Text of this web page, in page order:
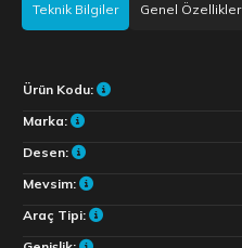
Teknik Bilgiler Genel Özellikler
Ürün Kodu:
Marka:
Desen:
Mevsim:
Araç Tipi: